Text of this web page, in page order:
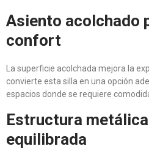
Asiento acolchado
confort
La superficie acolchada mejora la
convierte esta silla en una opción
espacios donde se requiere
Estructura
equilibrada